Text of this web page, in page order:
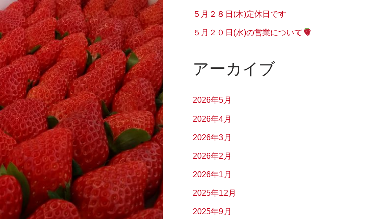
５月２８日(木)定休日です
５月２０日(水)の営業について
アーカイブ
2026年5月
2026年4月
2026年3月
2026年2月
2026年1月
2025年12月
2025年9月